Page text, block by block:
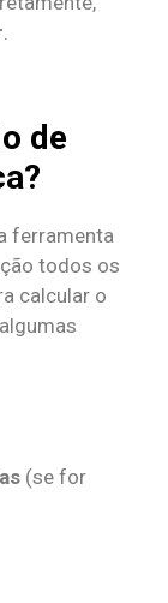
de
ferramenta
todos os
calcular o
(se for